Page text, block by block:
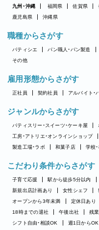
九州・沖縄 福岡県 佐賀県
鹿児島県
沖縄県
職種からさがす
パティシエ パン職人・パン製造
その他
雇用形態からさがす
正社員 契約社員 アルバイト・
ジャンルからさがす
パティスリー・スイーツ・ケーキ屋
工房・アトリエ・オンラインショップ
製造工場・ラボ
和菓子店 学校
こだわり条件からさがす
子育て応援 駅から徒歩5分以内
新規出店計画あり
女性シェフ
オープンから3年未満
定休日あり
18時までの退社
午後出社 残
シフト自由・相談OK
週1日からOK